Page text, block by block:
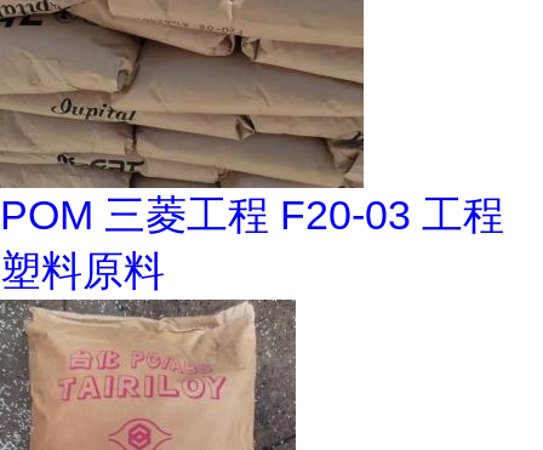
POM 三菱工程 F20-03 工程
塑料原料